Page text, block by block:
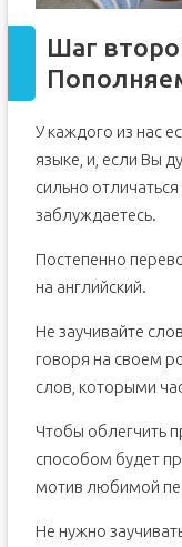
Шаг
У каждого из нас
языке, и, если Вы
сильно
заблуждаетесь.
Постепенно
на английский.
Не заучивайте
говоря на своем
слов, которыми
Чтобы облегчить
способом будет
мотив любимой
Не нужно